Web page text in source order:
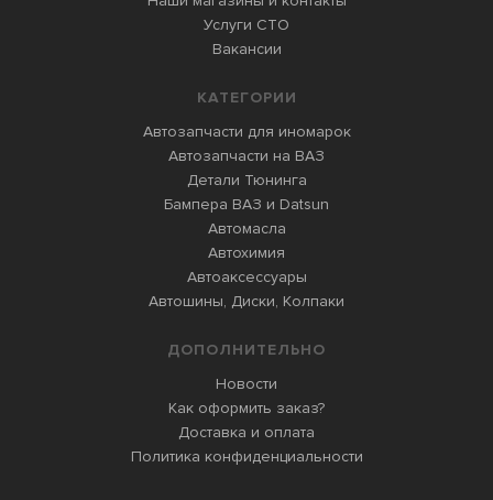
Услуги СТО
Вакансии
КАТЕГОРИИ
Автозапчасти для иномарок
Автозапчасти на ВАЗ
Детали Тюнинга
Бампера ВАЗ и Datsun
Автомасла
Автохимия
Автоаксессуары
Автошины, Диски, Колпаки
ДОПОЛНИТЕЛЬНО
Новости
Как оформить заказ?
Доставка и оплата
Политика конфиденциальности